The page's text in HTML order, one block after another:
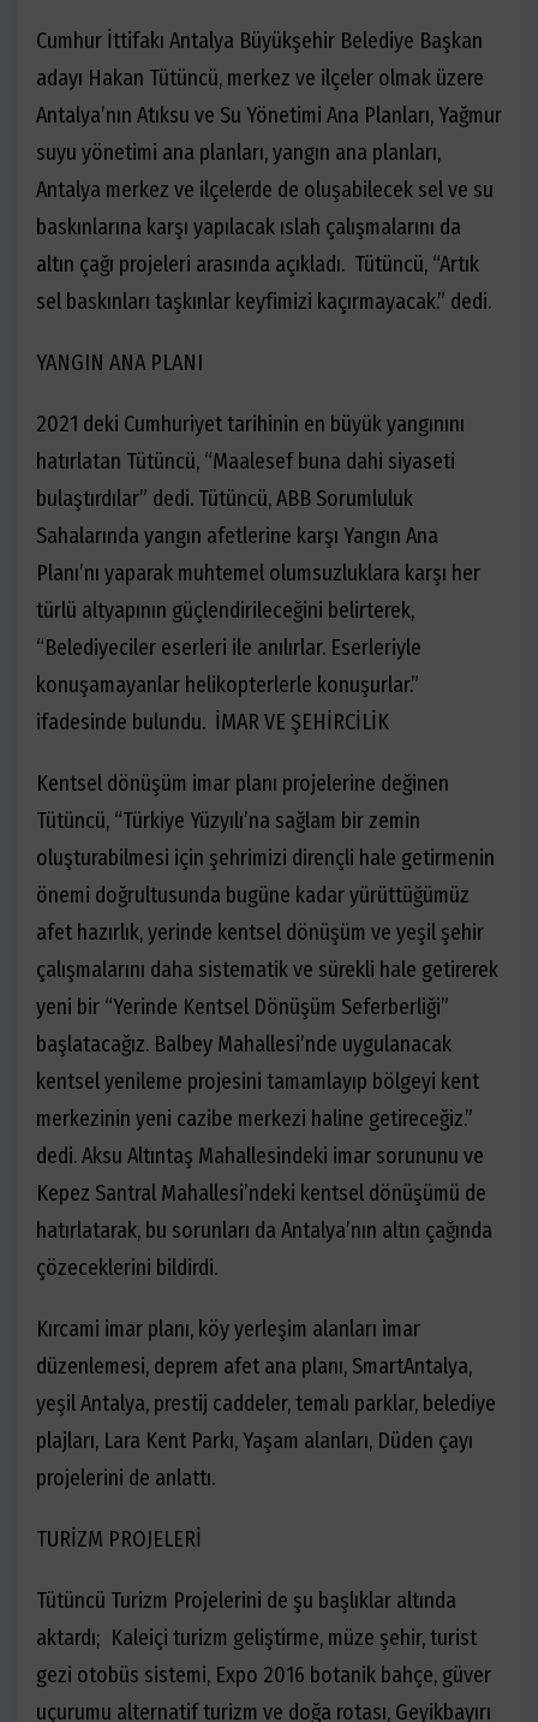
Cumhur İttifakı Antalya Büyükşehir Belediye Başkan
adayı Hakan Tütüncü, merkez ve ilçeler olmak üzere
Antalya’nın Atıksu ve Su Yönetimi Ana Planları, Yağmur
suyu yönetimi ana planları, yangın ana planları,
Antalya merkez ve ilçelerde de oluşabilecek sel ve su
baskınlarına karşı yapılacak ıslah çalışmalarını da
altın çağı projeleri arasında açıkladı. Tütüncü, “Artık
sel baskınları taşkınlar keyfimizi kaçırmayacak.” dedi.
YANGIN ANA PLANI
2021 deki Cumhuriyet tarihinin en büyük yangınını
hatırlatan Tütüncü, “Maalesef buna dahi siyaseti
bulaştırdılar” dedi. Tütüncü, ABB Sorumluluk
Sahalarında yangın afetlerine karşı Yangın Ana
Planı’nı yaparak muhtemel olumsuzluklara karşı her
türlü altyapının güçlendirileceğini belirterek,
“Belediyeciler eserleri ile anılırlar. Eserleriyle
konuşamayanlar helikopterlerle konuşurlar.”
ifadesinde bulundu. İMAR VE ŞEHİRCİLİK
Kentsel dönüşüm imar planı projelerine değinen
Tütüncü, “Türkiye Yüzyılı’na sağlam bir zemin
oluşturabilmesi için şehrimizi dirençli hale getirmenin
önemi doğrultusunda bugüne kadar yürüttüğümüz
afet hazırlık, yerinde kentsel dönüşüm ve yeşil şehir
çalışmalarını daha sistematik ve sürekli hale getirerek
yeni bir “Yerinde Kentsel Dönüşüm Seferberliği”
başlatacağız. Balbey Mahallesi’nde uygulanacak
kentsel yenileme projesini tamamlayıp bölgeyi kent
merkezinin yeni cazibe merkezi haline getireceğiz.”
dedi. Aksu Altıntaş Mahallesindeki imar sorununu ve
Kepez Santral Mahallesi’ndeki kentsel dönüşümü de
hatırlatarak, bu sorunları da Antalya’nın altın çağında
çözeceklerini bildirdi.
Kırcami imar planı, köy yerleşim alanları imar
düzenlemesi, deprem afet ana planı, SmartAntalya,
yeşil Antalya, prestij caddeler, temalı parklar, belediye
plajları, Lara Kent Parkı, Yaşam alanları, Düden çayı
projelerini de anlattı.
TURİZM PROJELERİ
Tütüncü Turizm Projelerini de şu başlıklar altında
aktardı; Kaleiçi turizm geliştirme, müze şehir, turist
gezi otobüs sistemi, Expo 2016 botanik bahçe, güver
uçurumu alternatif turizm ve doğa rotası, Geyikbayırı